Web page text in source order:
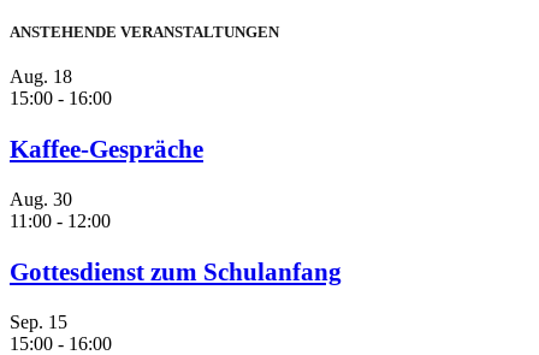
ANSTEHENDE VERANSTALTUNGEN
Aug. 18
15:00 - 16:00
Kaffee-Gespräche
Aug. 30
11:00 - 12:00
Gottesdienst zum Schulanfang
Sep. 15
15:00 - 16:00